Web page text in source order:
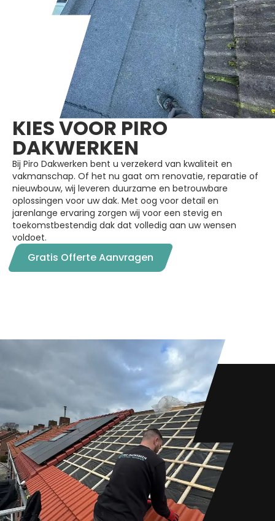
KIES VOOR PIRO
DAKWERKEN
Bij Piro Dakwerken bent u verzekerd van kwaliteit en
vakmanschap. Of het nu gaat om renovatie, reparatie of
nieuwbouw, wij leveren duurzame en betrouwbare
oplossingen voor uw dak. Met oog voor detail en
jarenlange ervaring zorgen wij voor een stevig en
toekomstbestendig dak dat volledig aan uw wensen
voldoet.
Gratis Offerte Aanvragen